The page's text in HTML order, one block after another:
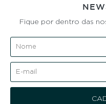
Fique por dentro das